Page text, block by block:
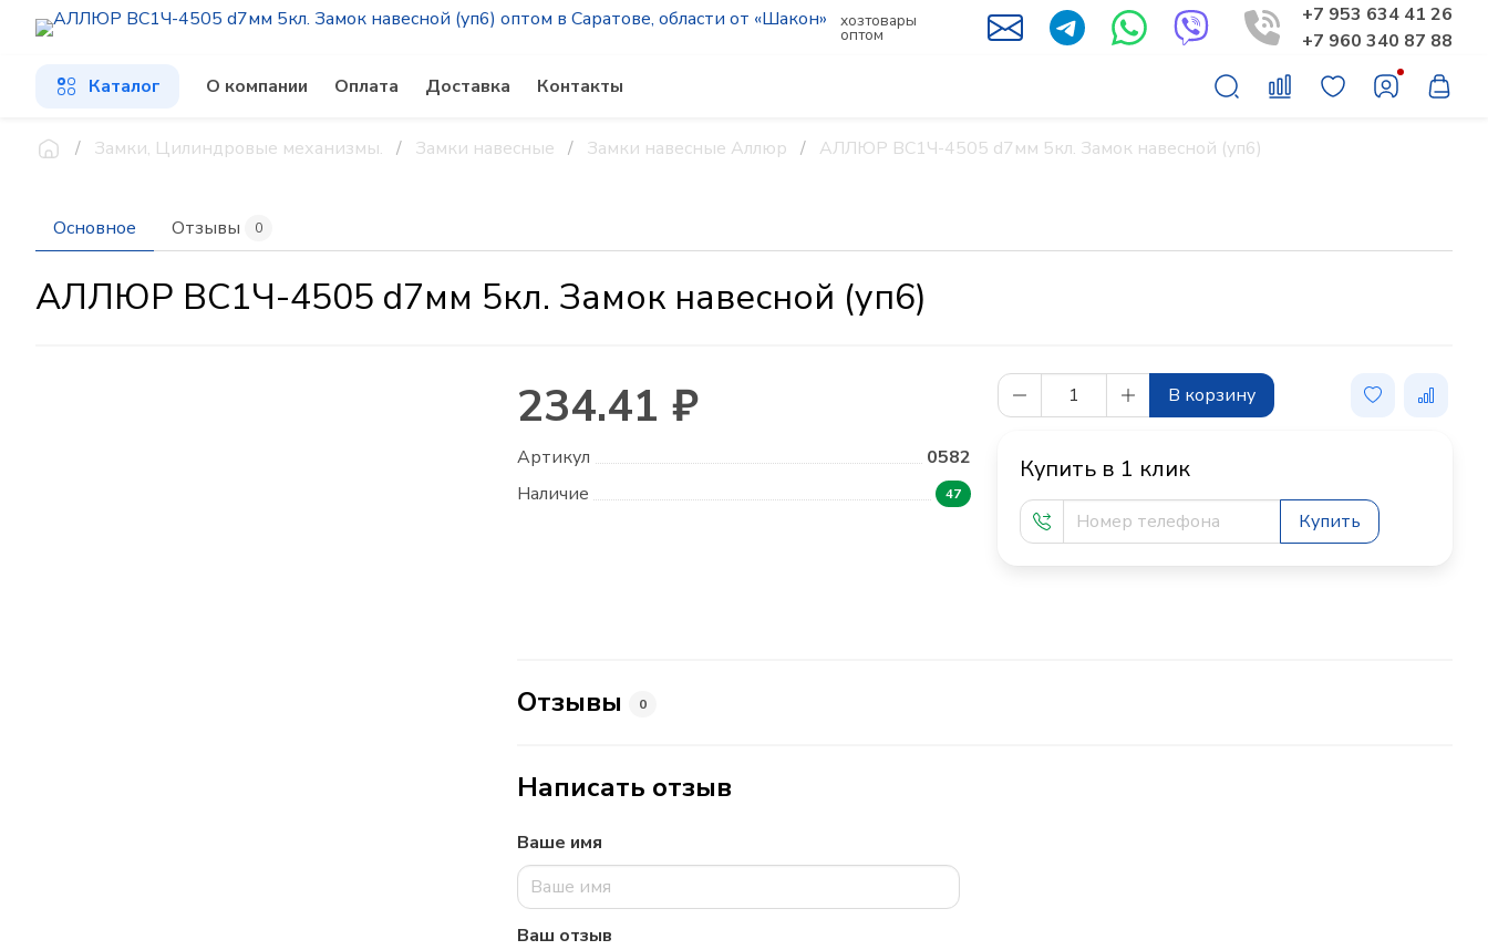
хозтовары
оптом
+7 953 634 41 26
+7 960 340 87 88
Каталог
О компании Оплата Доставка Контакты
Замки, Цилиндровые механизмы. Замки навесные Замки навесные Аллюр АЛЛЮР ВС1Ч-4505 d7мм 5кл. Замок навесной (уп6)
Основное Отзывы 0
АЛЛЮР ВС1Ч-4505 d7мм 5кл. Замок навесной (уп6)
234.41 ₽
Артикул
0582
Наличие
47
В корзину
Купить в 1 клик
Купить
Отзывы 0
Написать отзыв
Ваше имя
Ваш отзыв